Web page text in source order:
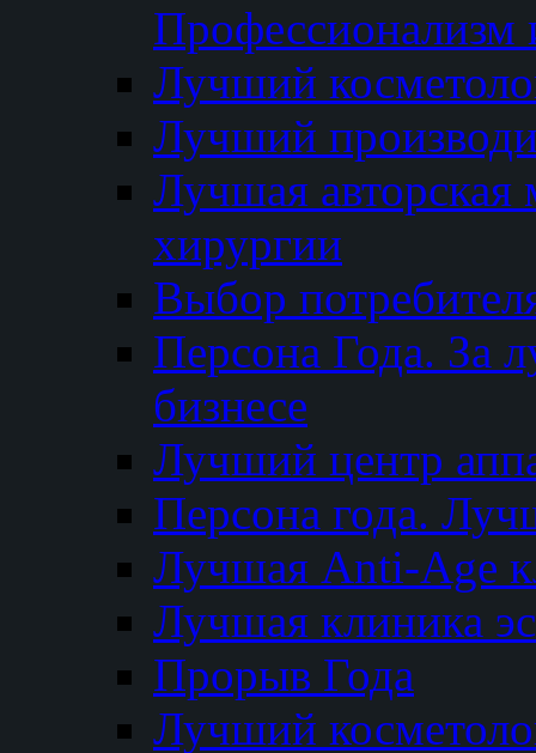
Профессионализм
Лучший
Лучший
Лучшая авторская
хирургии
Выбор
Персона Года. За
бизнесе
Лучший центр
Персона года.
Лучшая Anti-Age
Лучшая клиника
Прорыв Года
Лучший